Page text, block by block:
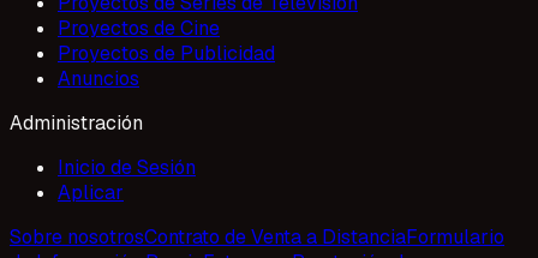
Proyectos de Cine
Proyectos de Publicidad
Anuncios
Administración
Inicio de Sesión
Aplicar
Sobre nosotrosContrato de Venta a DistanciaFormulario